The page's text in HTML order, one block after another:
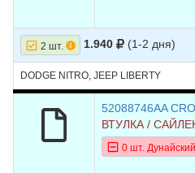
2 шт. 1.940 (1-2 дня)
DODGE NITRO, JEEP LIBERTY
52088746AA
ВТУЛКА /
0 шт. Дунайский